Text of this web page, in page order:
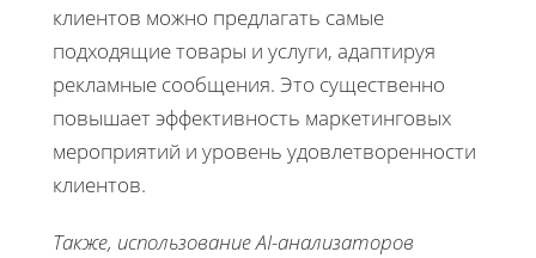
клиентов можно предлагать самые
подходящие товары и услуги, адаптируя
рекламные сообщения. Это существенно
повышает эффективность маркетинговых
мероприятий и уровень удовлетворенности
клиентов.
Также, использование AI-анализаторов